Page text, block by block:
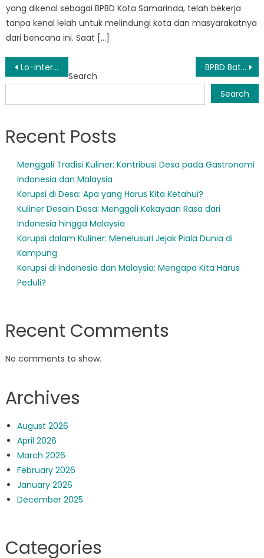
yang dikenal sebagai BPBD Kota Samarinda, telah bekerja
tanpa kenal lelah untuk melindungi kota dan masyarakatnya
dari bencana ini. Saat […]
Post
navigation
Lo-inter Pafath BPBD: Ciptakan Keamanan dalam Kesiapsiagaan di Freedant Olidan BPBD Batu Ampar: Berupaya Menjaga Masyarakat Aman dari Bencana Alam
Search
Search
Recent Posts
Menggali Tradisi Kuliner: Kontribusi Desa pada Gastronomi
Indonesia dan Malaysia
Korupsi di Desa: Apa yang Harus Kita Ketahui?
Kuliner Desain Desa: Menggali Kekayaan Rasa dari
Indonesia hingga Malaysia
Korupsi dalam Kuliner: Menelusuri Jejak Piala Dunia di
Kampung
Korupsi di Indonesia dan Malaysia: Mengapa Kita Harus
Peduli?
Recent Comments
No comments to show.
Archives
August 2026
April 2026
March 2026
February 2026
January 2026
December 2025
Categories